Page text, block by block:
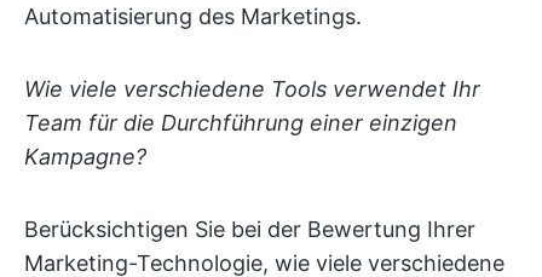
Automatisierung des Marketings.
Wie viele verschiedene Tools verwendet Ihr
Team für die Durchführung einer einzigen
Kampagne?
Berücksichtigen Sie bei der Bewertung Ihrer
Marketing-Technologie, wie viele verschiedene